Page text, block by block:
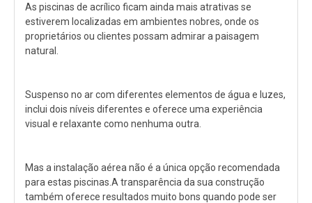
As piscinas de acrílico ficam ainda mais atrativas se
estiverem localizadas em ambientes nobres, onde os
proprietários ou clientes possam admirar a paisagem
natural.
Suspenso no ar com diferentes elementos de água e luzes,
inclui dois níveis diferentes e oferece uma experiência
visual e relaxante como nenhuma outra.
Mas a instalação aérea não é a única opção recomendada
para estas piscinas.A transparência da sua construção
também oferece resultados muito bons quando pode ser